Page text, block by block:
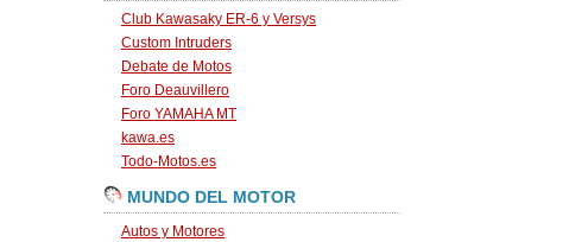
Club Kawasaky ER-6 y Versys
Custom Intruders
Debate de Motos
Foro Deauvillero
Foro YAMAHA MT
kawa.es
Todo-Motos.es
MUNDO DEL MOTOR
Autos y Motores